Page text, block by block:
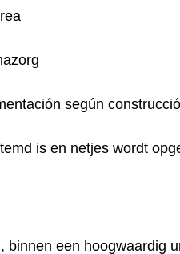
según
is en netjes wordt
, binnen een hoogwaardig